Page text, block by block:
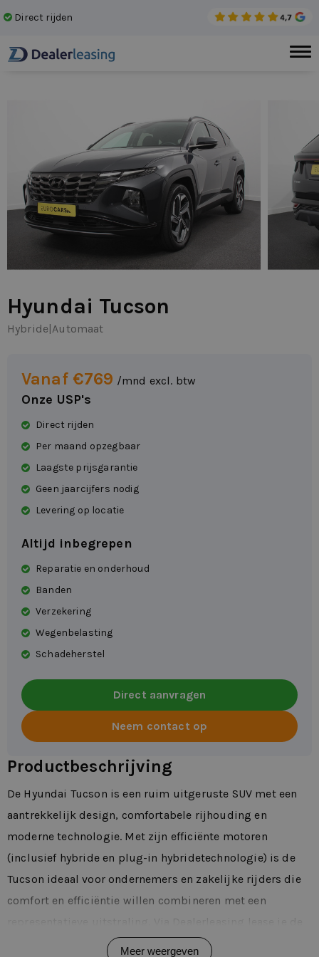
Direct rijden
Hyundai Tucson
Hybride |Automaat
Vanaf €769 /mnd excl. btw
Onze USP's
Direct rijden
Per maand opzegbaar
Laagste prijsgarantie
Geen jaarcijfers nodig
Levering op locatie
Altijd inbegrepen
Reparatie en onderhoud
Banden
Verzekering
Wegenbelasting
Schadeherstel
Direct aanvragen
Neem contact op
Productbeschrijving
De Hyundai Tucson is een ruim uitgeruste SUV met een
aantrekkelijk design, comfortabele rijhouding en
moderne technologie. Met zijn efficiënte motoren
(inclusief hybride en plug-in hybridetechnologie) is de
Tucson ideaal voor ondernemers en zakelijke rijders die
comfort en efficiëntie willen combineren met een
Hyundai Tucson flexibel van 1 tot 72 maanden met
Meer weergeven